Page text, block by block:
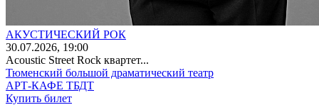
АКУСТИЧЕСКИЙ РОК
30.07.2026, 19:00
Acoustic Street Rock квартет...
Тюменский большой драматический театр
АРТ-КАФЕ ТБДТ
Купить билет